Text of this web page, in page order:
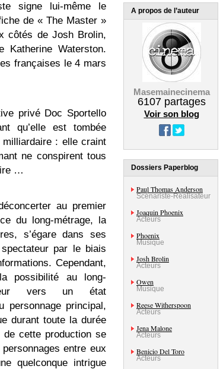
signe lui-même le
de « The Master »
côtés de Josh Brolin,
Waterston.
françaises le 4 mars
privé Doc Sportello
qu’elle est tombée
milliardaire : elle craint
ne conspirent tous
…
au premier
du long-métrage, la
s’égare dans ses
par le biais
Cependant,
possibilité au long-
vers un état
personnage principal,
durant toute la durée
de cette production se
entre eux
quelconque intrigue
A propos de l’auteur
Masemainecinema
6107partages
Voir son blog
Dossiers Paperblog
Paul Thomas Anderson
Scénariste-Réalisateur
Joaquin Phoenix
Acteurs
Phoenix
Musique
Josh Brolin
Acteurs
Owen
Musique
Reese Witherspoon
Acteurs
Jena Malone
Acteurs
Benicio Del Toro
Acteurs